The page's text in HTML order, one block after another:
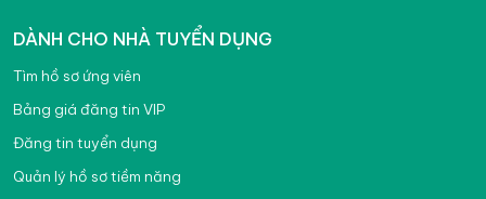
DÀNH CHO NHÀ TUYỂN DỤNG
Tìm hồ sơ ứng viên
Bảng giá đăng tin VIP
Đăng tin tuyển dụng
Quản lý hồ sơ tiềm năng